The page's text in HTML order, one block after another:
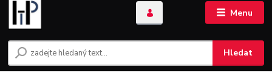
Menu
Hledat